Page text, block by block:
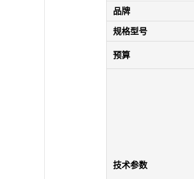
品牌
规格型号
预算
技术参数